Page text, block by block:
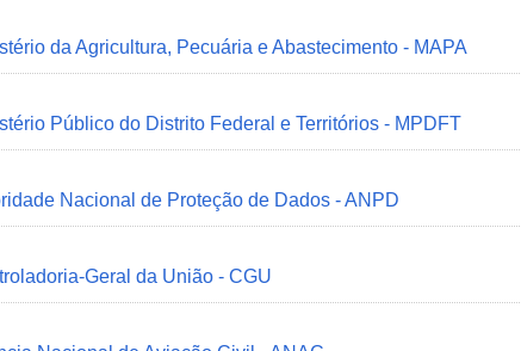
da Agricultura, Pecuária e Abastecimento - MAPA
Público do Distrito Federal e Territórios - MPDFT
Nacional de Proteção de Dados - ANPD
Geral da União - CGU